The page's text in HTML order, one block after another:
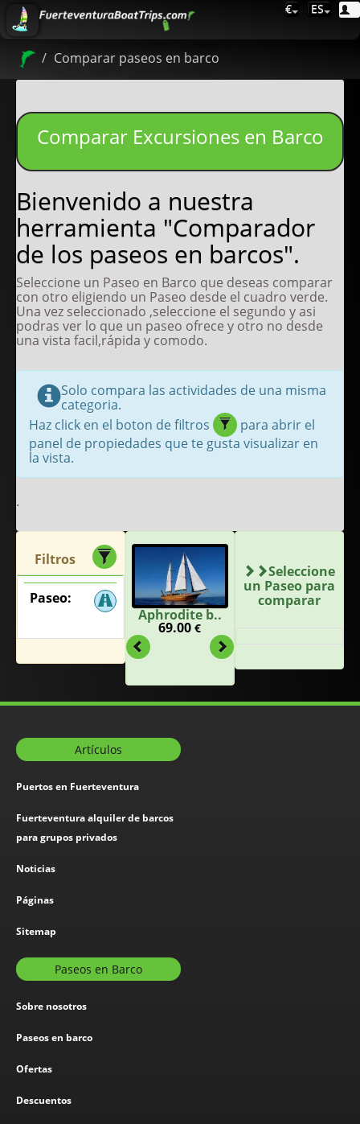
€ ES
Comparar paseos en barco
Comparar Excursiones en Barco
Bienvenido a nuestra
herramienta "Comparador
de los paseos en barcos".
Seleccione un Paseo en Barco que deseas comparar
con otro eligiendo un Paseo desde el cuadro verde.
Una vez seleccionado ,seleccione el segundo y asi
podras ver lo que un paseo ofrece y otro no desde
una vista facil,rápida y comodo.
Solo compara las actividades de una misma
categoria.
Haz click en el boton de filtros
para abrir el
panel de propiedades que te gusta visualizar en
la vista.
.
Filtros
Paseo:
Aphrodite b..
69.00€
Previous Next
Seleccione
un Paseo para
comparar
Artículos
Puertos en Fuerteventura
Fuerteventura alquiler de barcos
para grupos privados
Noticias
Páginas
Sitemap
Paseos en Barco
Sobre nosotros
Paseos en barco
Ofertas
Descuentos